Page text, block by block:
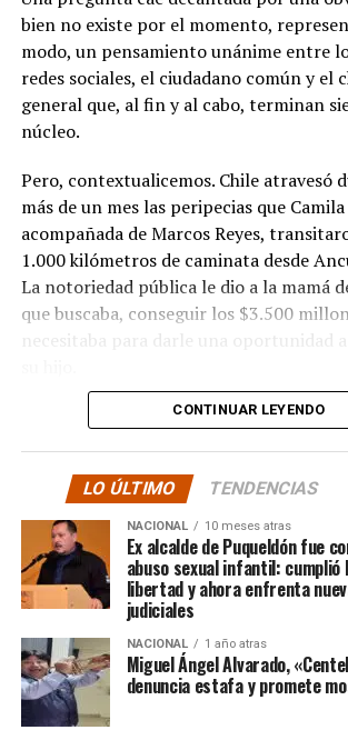
bien no existe por el momento,
modo, un pensamiento unánime entre
redes sociales, el ciudadano común y el
general que, al fin y al cabo, terminan
núcleo.
Pero, contextualicemos. Chile atravesó
más de un mes las peripecias que
acompañada de Marcos Reyes,
1.000 kilómetros de caminata desde
La notoriedad pública le dio a la mamá
que buscaba, conseguir los $3.500
necesitaba para darle una oportunidad
La solidaridad y empatía de los chilenos
sino que se superó con creces. De hecho,
cómputo dado a conocer reveló la
$3.689.545.200.
Según Camila Gómez, el excedente de
millones sería destinadopara los
asociados al suministro del Elevidys
millonessolo incluye el frasco del
otros gastos relacionados con los
tratamiento
«, indicó a Meganonoticias.cl
CONTINUAR LEYENDO
LO ÚLTIMO TENDENCIAS
NACIONAL 10 meses atras
Ex alcalde de Puqueldón fue
abuso sexual infantil: cumplió
libertad y ahora enfrenta
judiciales
NACIONAL 1 año atras
Miguel Ángel Alvarado,
denuncia estafa y promete